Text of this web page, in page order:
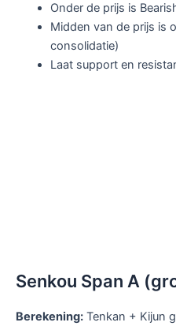
Onder de prijs is
Midden van de prijs is
consolidatie)
Laat support en
Senkou Span A
Berekening: Tenkan + Kijun